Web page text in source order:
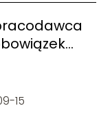
15